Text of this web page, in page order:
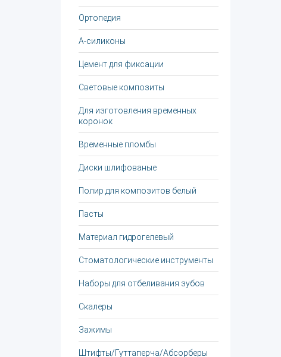
Ортопедия
А-силиконы
Цемент для фиксации
Световые композиты
Для изготовления временных
коронок
Временные пломбы
Диски шлифованые
Полир для композитов белый
Пасты
Материал гидрогелевый
Стоматологические инструменты
Наборы для отбеливания зубов
Скалеры
Зажимы
Штифты/Гуттаперча/Абсорберы